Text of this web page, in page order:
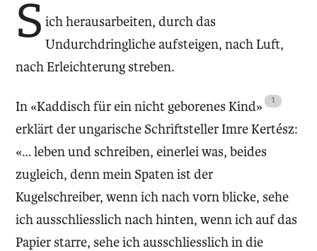
S ich herausarbeiten, durch das
Undurchdringliche aufsteigen, nach Luft,
nach Erleichterung streben.
In «Kaddisch für ein nicht geborenes Kind»
erklärt der ungarische Schriftsteller Imre Kertész:
«… leben und schreiben, einerlei was, beides
zugleich, denn mein Spaten ist der
Kugelschreiber, wenn ich nach vorn blicke, sehe
ich ausschliesslich nach hinten, wenn ich auf das
Papier starre, sehe ich ausschliesslich in die